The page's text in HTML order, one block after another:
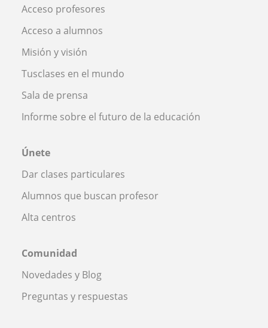
Acceso profesores
Acceso a alumnos
Misión y visión
Tusclases en el mundo
Sala de prensa
Informe sobre el futuro de la educación
Únete
Dar clases particulares
Alumnos que buscan profesor
Alta centros
Comunidad
Novedades y Blog
Preguntas y respuestas